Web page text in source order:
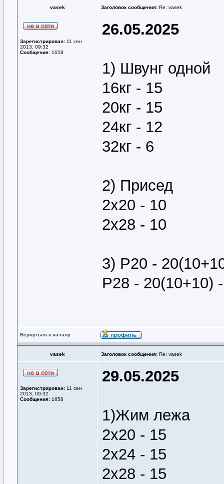
vasek Заголовок сообщения: Re: vasek
Зарегистрирован: 11 сен
2013, 09:32
Сообщения: 1658
26.05.2025
1) Швунг одной
16кг - 15
20кг - 15
24кг - 12
32кг - 6
2) Присед
2х20 - 10
2х28 - 10
3) Р20 -
Р28 - 20(10+10)
Вернуться к началу
vasek Заголовок сообщения: Re: vasek
Зарегистрирован: 11 сен
2013, 09:32
Сообщения: 1658
29.05.2025
1)Жим лежа
2х20 - 15
2х24 - 15
2х28 - 15